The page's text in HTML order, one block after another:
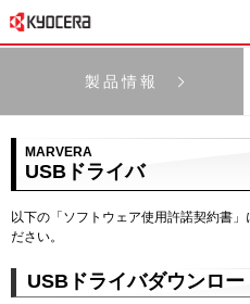
製品情報
MARVERA
USBドライバ
以下の「ソフトウェア使用許諾契約書
ださい。
USBドライバダウンロー